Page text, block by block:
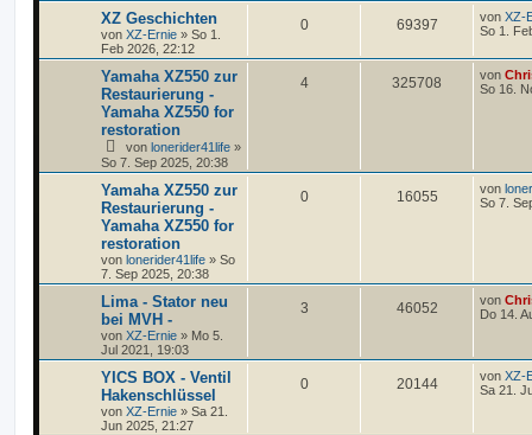
XZ Geschichten
von XZ-Ernie » So 1.
Feb 2026, 22:12
0 69397 von XZ-
So 1.
Yamaha XZ550 zur
Restaurierung -
Yamaha XZ550 for
restoration
von lonerider41life »
So 7. Sep 2025, 20:38
4 325708 von
So 16.
Yamaha XZ550 zur
Restaurierung -
Yamaha XZ550 for
restoration
von lonerider41life » So
7. Sep 2025, 20:38
0 16055 von
So 7.
Lima - Stator neu
bei MVH -
von XZ-Ernie » Mo 5.
Jul 2021, 19:03
3 46052 von
Do 14.
YICS BOX - Ventil
Hakenschlüssel
von XZ-Ernie » Sa 21.
Jun 2025, 21:27
0 20144 von XZ-
Sa 21.